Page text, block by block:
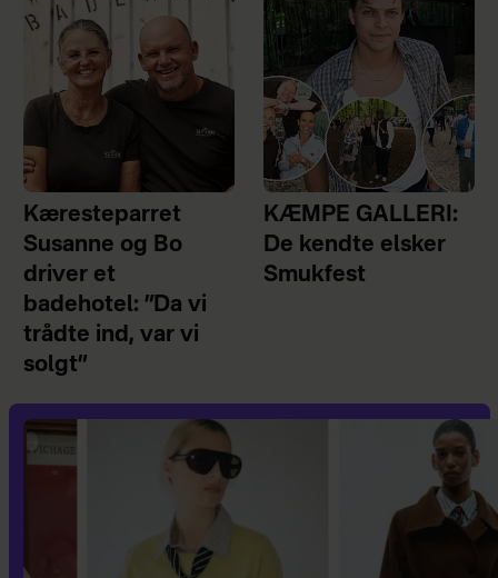
Kæresteparret
Susanne og Bo
driver et
badehotel: ”Da vi
trådte ind, var vi
solgt”
KÆMPE GALLERI:
De kendte elsker
Smukfest